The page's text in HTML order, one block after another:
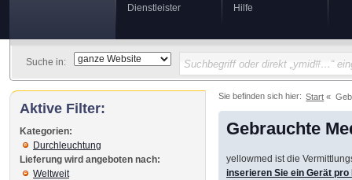
Dienstleister
Hilfe
Suche in:
Sie befinden sich hier: Start
Gebrauchte
yellowmed ist die
inserieren Sie ein Gerät
Aktive Filter:
Kategorien:
Durchleuchtung
Lieferung wird angeboten nach:
Weltweit